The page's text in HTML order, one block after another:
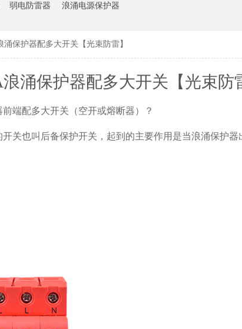
弱电防雷器 浪涌电源保护器
保护器配多大开关【光束防雷】
涌保护器配多大开关【光束防
前端配多大开关（空开或熔断器）？
开关也叫后备保护开关，起到的主要作用是当浪涌保护器